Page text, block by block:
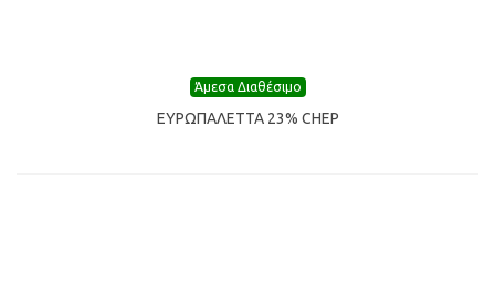
Άμεσα Διαθέσιμο
ΕΥΡΩΠΑΛΕΤΤΑ 23% CHEP